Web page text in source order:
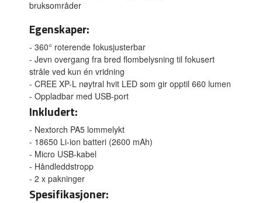
bruksområder
Egenskaper:
- 360° roterende fokusjusterbar
- Jevn overgang fra bred flombelysning til fokusert
stråle ved kun én vridning
- CREE XP-L nøytral hvit LED som gir opptil 660 lumen
- Oppladbar med USB-port
Inkludert:
- Nextorch PA5 lommelykt
- 18650 Li-ion batteri (2600 mAh)
- Micro USB-kabel
- Håndleddstropp
- 2 x pakninger
Spesifikasjoner: